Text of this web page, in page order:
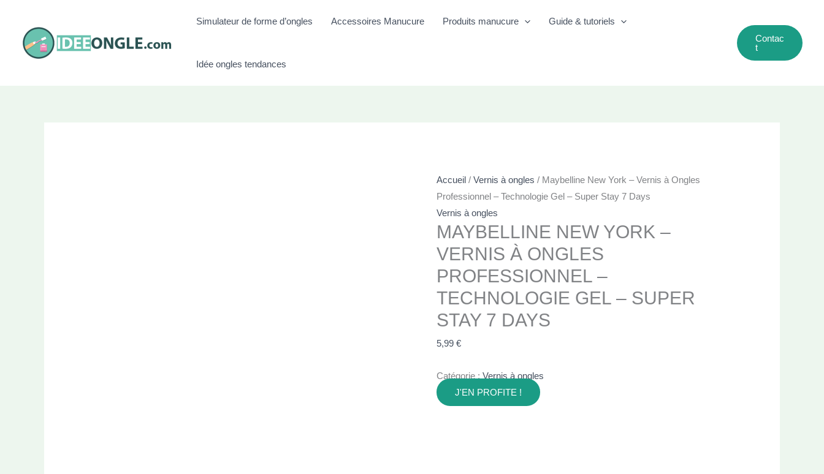
contenu
Simulateur de forme d’ongles Accessoires Manucure Produits manucure Guide & tutoriels
Idée ongles tendances
Contac
T
Accueil / Vernis à ongles / Maybelline New York – Vernis à Ongles
Professionnel – Technologie Gel – Super Stay 7 Days
Vernis à ongles
MAYBELLINE NEW YORK –
VERNIS À ONGLES
PROFESSIONNEL –
TECHNOLOGIE GEL – SUPER
STAY 7 DAYS
5,99 €
Catégorie : Vernis à ongles
J'EN PROFITE !